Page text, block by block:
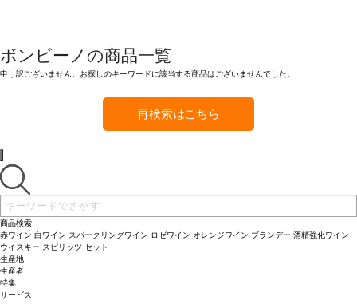
ボンビーノの商品一覧
申し訳ございません。お探しのキーワードに該当する商品はございませんでした。
再検索はこちら
商品検索
赤ワイン 白ワイン スパークリングワイン ロゼワイン オレンジワイン ブランデー 酒精強化ワイン
ウイスキー スピリッツ セット
生産地
生産者
特集
サービス